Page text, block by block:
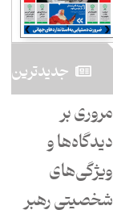
جدید‌ترین
مروری بر
دیدگاه‌ها و
ویژگی‌های
شخصیتی رهبر